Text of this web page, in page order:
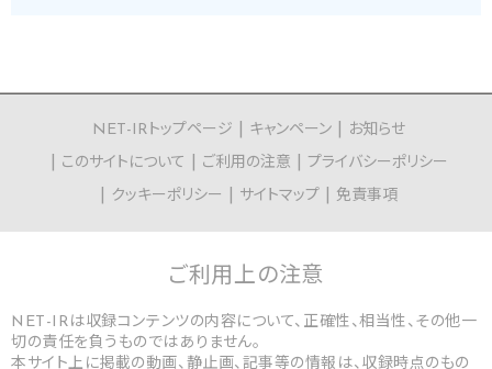
NET-IRトップページ キャンペーン
お知らせ
このサイトについて
ご利用の注意
プライバシーポリシー
クッキーポリシー
サイトマップ 免責事項
ご利用上の注意
NET-IRは収録コンテンツの内容について、正確性、相当性、その他一
切の責任を負うものではありません。
本サイト上に掲載の動画、静止画、記事等の情報は、収録時点のもの